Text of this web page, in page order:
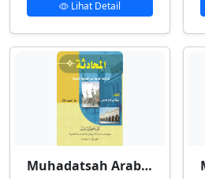
Lihat Detail
Muhadatsah Arabiyyah